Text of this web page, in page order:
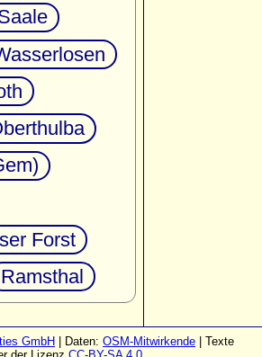
Forst
Ramsthal
GmbH | Daten: OSM-Mitwirkende | Texte